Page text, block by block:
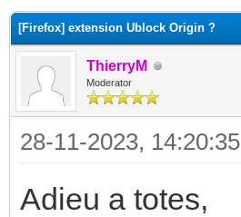
[Firefox] extension Ublock Origin ?
ThierryM
Moderator
28-11-2023, 14:20:35
Adieu a totes,